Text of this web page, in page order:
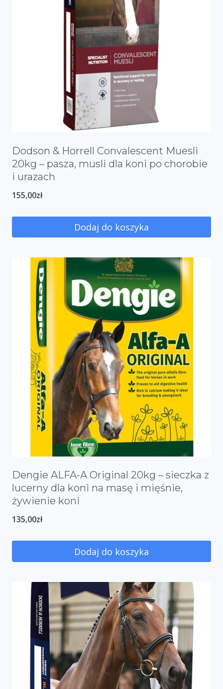
Dodson & Horrell Convalescent Muesli
20kg – pasza, musli dla koni po chorobie
i urazach
155,00zł
Dodaj do koszyka
Dengie ALFA-A Original 20kg – sieczka z
lucerny dla koni na masę i mięśnie,
żywienie koni
135,00zł
Dodaj do koszyka